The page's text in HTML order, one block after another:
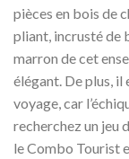
pièces en bois de
pliant, incrusté de
marron de cet
élégant. De plus, il
voyage, car
recherchez un jeu
le Combo Tourist